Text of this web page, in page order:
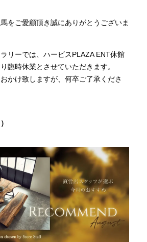
ついて
をご愛顧頂き誠にありがとうございま
リーでは、ハービスPLAZA ENT休館
臨時休業とさせていただきます。
かけ致しますが、何卒ご了承くださ